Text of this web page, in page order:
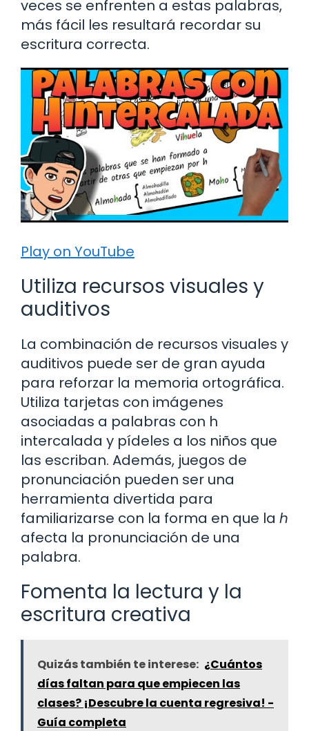
veces se enfrenten a estas palabras,
más fácil les resultará recordar su
escritura correcta.
Play on YouTube
Utiliza recursos visuales y
auditivos
La combinación de recursos visuales y
auditivos puede ser de gran ayuda
para reforzar la memoria ortográfica.
Utiliza tarjetas con imágenes
asociadas a palabras con h
intercalada y pídeles a los niños que
las escriban. Además, juegos de
pronunciación pueden ser una
herramienta divertida para
familiarizarse con la forma en que la h
afecta la pronunciación de una
palabra.
Fomenta la lectura y la
escritura creativa
Quizás también te interese: ¿Cuántos
días faltan para que empiecen las
clases? ¡Descubre la cuenta regresiva! -
Guía completa